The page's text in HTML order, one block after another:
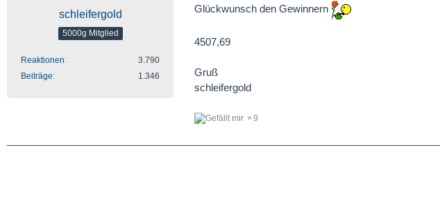
schleifergold
5000g Mitglied
Reaktionen
3.790
Beiträge
1.346
Glückwunsch den Gewinnern
4507,69
Gruß
schleifergold
9